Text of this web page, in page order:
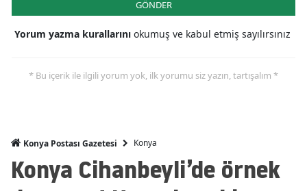
Kırklareli
Konya
GÖNDER
Yorum yazma kurallarını okumuş ve kabul etmiş sayılırsınız
* Bu içerik ile ilgili yorum yok, ilk yorumu siz yazın, tartışalım *
Konya Postası Gazetesi Konya
Konya Cihanbeyli’de örnek